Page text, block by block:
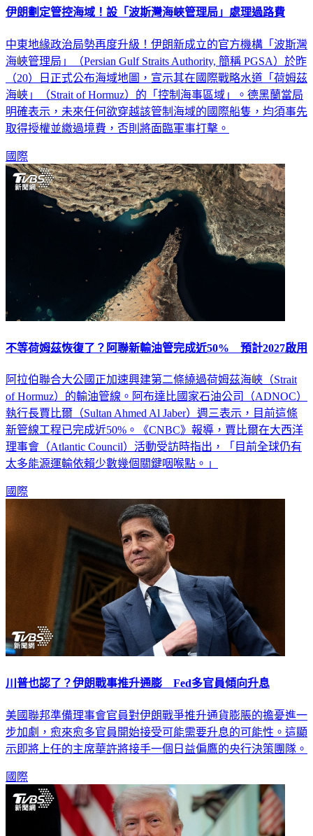
伊朗劃定管控海域！設「波斯灣海峽管理局」處理過路費
中東地緣政治局勢再度升級！伊朗新成立的官方機構「波斯灣
海峽管理局」（Persian Gulf Straits Authority, 簡稱 PGSA）於昨
（20）日正式公布海域地圖，宣示其在國際戰略水道「荷姆茲
海峽」（Strait of Hormuz）的「控制海事區域」。德黑蘭當局
明確表示，未來任何欲穿越該管制海域的國際船隻，均須事先
取得授權並繳過境費，否則將面臨軍事打擊。
國際
不等荷姆茲恢復了？阿聯新輸油管完成近50% 預計2027啟用
阿拉伯聯合大公國正加速興建第二條繞過荷姆茲海峽（Strait
of Hormuz）的輸油管線。阿布達比國家石油公司（ADNOC）
執行長賈比爾（Sultan Ahmed Al Jaber）週三表示，目前這條
新管線工程已完成近50%。《CNBC》報導，賈比爾在大西洋
理事會（Atlantic Council）活動受訪時指出，「目前全球仍有
太多能源運輸依賴少數幾個關鍵咽喉點。」
國際
川普也認了？伊朗戰事推升通膨 Fed多官員傾向升息
美國聯邦準備理事會官員對伊朗戰爭推升通貨膨脹的擔憂進一
步加劇，愈來愈多官員開始接受可能需要升息的可能性。這顯
示即將上任的主席華許將接手一個日益偏鷹的央行決策團隊。
國際